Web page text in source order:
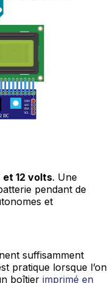
et 12 volts. Une
pendant de
et
suffisamment
pratique lorsque l’on
boîtier imprimé en